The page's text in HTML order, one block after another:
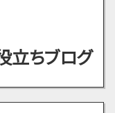
立ちブログ